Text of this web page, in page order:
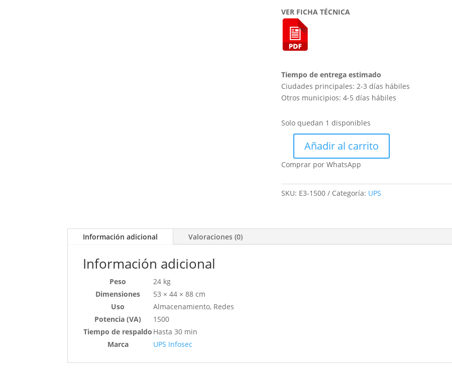
VER FICHA TÉCNICA
Tiempo de entrega estimado
Ciudades principales: 2-3 días hábiles
Otros municipios: 4-5 días hábiles
Solo quedan 1 disponibles
Infosec
Performance
NEMA
Rack
Añadir al carrito
Comprar por WhatsApp
SKU: E3-1500 Categoría: UPS
Información adicional Valoraciones (0)
Información adicional
Peso
24 kg
Dimensiones
53 × 44 × 88 cm
Uso
Almacenamiento, Redes
Potencia (VA)
1500
Tiempo de respaldo Hasta 30 min
Marca
UPS Infosec